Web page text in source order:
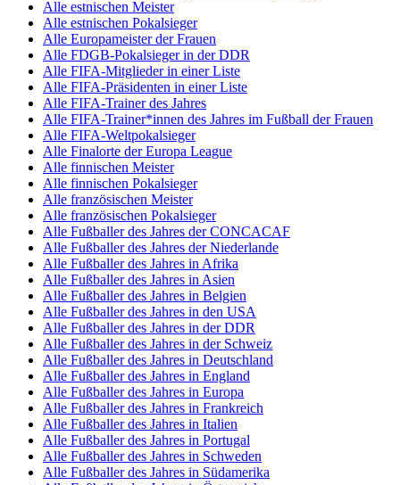
Alle estnischen Meister
Alle estnischen Pokalsieger
Alle Europameister der Frauen
Alle FDGB-Pokalsieger in der DDR
Alle FIFA-Mitglieder in einer Liste
Alle FIFA-Präsidenten in einer Liste
Alle FIFA-Trainer des Jahres
Alle FIFA-Trainer*innen des Jahres im Fußball der Frauen
Alle FIFA-Weltpokalsieger
Alle Finalorte der Europa League
Alle finnischen Meister
Alle finnischen Pokalsieger
Alle französischen Meister
Alle französischen Pokalsieger
Alle Fußballer des Jahres der CONCACAF
Alle Fußballer des Jahres der Niederlande
Alle Fußballer des Jahres in Afrika
Alle Fußballer des Jahres in Asien
Alle Fußballer des Jahres in Belgien
Alle Fußballer des Jahres in den USA
Alle Fußballer des Jahres in der DDR
Alle Fußballer des Jahres in der Schweiz
Alle Fußballer des Jahres in Deutschland
Alle Fußballer des Jahres in England
Alle Fußballer des Jahres in Europa
Alle Fußballer des Jahres in Frankreich
Alle Fußballer des Jahres in Italien
Alle Fußballer des Jahres in Portugal
Alle Fußballer des Jahres in Schweden
Alle Fußballer des Jahres in Südamerika